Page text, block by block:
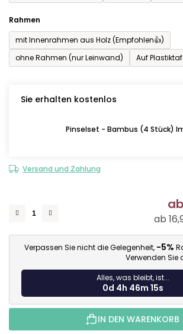
Rahmen
mit Innenrahmen aus Holz (Empfohlen👍)
ohne Rahmen (nur Leinwand)
Auf
Sie erhalten kostenlos
Pinselset - Bambus (4 Stück)
Versand und Zahlung
ab
ab
Verpassen Sie nicht die Gelegenheit, -5%
Verwenden Sie
Alles, was bleibt, ist...
0d 4h 46m 14s
IN DEN WARENKORB